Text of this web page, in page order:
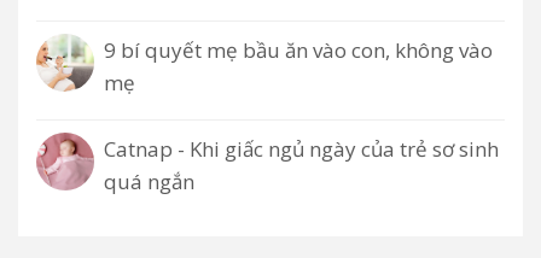
9 bí quyết mẹ bầu ăn vào con, không vào
mẹ
Catnap - Khi giấc ngủ ngày của trẻ sơ sinh
quá ngắn